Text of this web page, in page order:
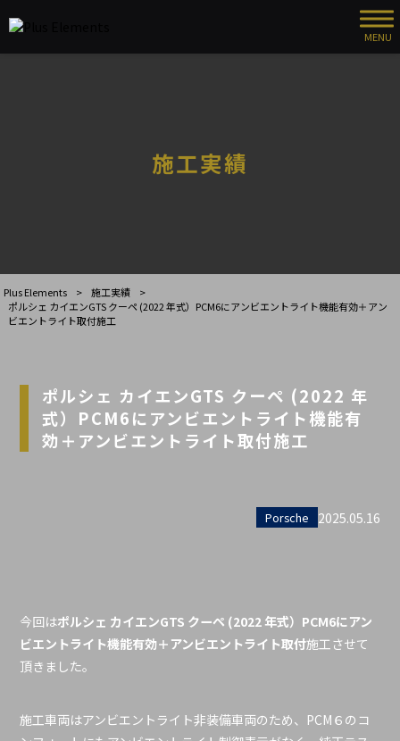
MENU
施工実績
Plus Elements > 施工実績
>
ポルシェ カイエンGTS クーペ (2022 年式）PCM6にアンビエントライト機能有効＋アン
ビエントライト取付施工
ポルシェ カイエンGTS クーペ (2022 年
式）PCM6にアンビエントライト機能有
効＋アンビエントライト取付施工
Porsche 2025.05.16
今回はポルシェ カイエンGTS クーペ (2022 年式）PCM6にアン
ビエントライト機能有効＋アンビエントライト取付施工させて
頂きました。
施工車両はアンビエントライト非装備車両のため、PCM６のコ